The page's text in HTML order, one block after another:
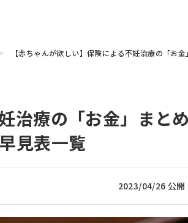
【赤ちゃんが欲しい】保険による不妊治療の「お
治療の「お金」まと
見表一覧
2023/04/26 公開